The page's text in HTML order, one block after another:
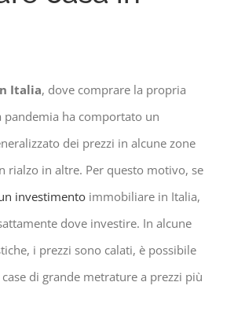
Italia, dove comprare la propria
pandemia ha comportato un
dei prezzi in alcune zone
rialzo in altre. Per questo motivo, se
investimento immobiliare in Italia,
dove investire. In alcune
i prezzi sono calati, è possibile
di grande metrature a prezzi più